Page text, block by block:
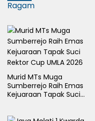
Ragam
Murid MTs Muga
Sumberrejo Raih Emas
Kejuaraan Tapak Suci